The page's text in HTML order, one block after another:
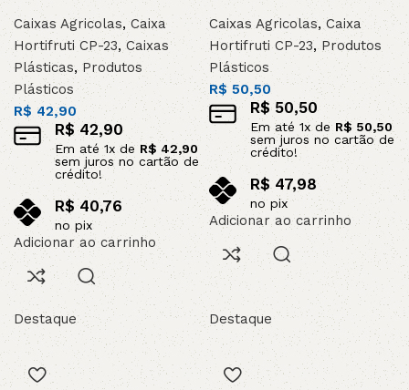
Caixas Agricolas,Caixa
Hortifruti CP-23,Caixas
Plásticas,Produtos
Plásticos
R$ 42,90
R$42,90
Em até1x de R$ 42,90
sem juros no cartão de
crédito!
R$ 40,76
no pix
Adicionar ao carrinho
Caixas Agricolas,Caixa
Hortifruti CP-23, Produtos
Plásticos
R$50,50
R$50,50
Em até 1x de R$50,50
sem juros no cartão de
crédito!
R$47,98
no pix
Adicionar ao carrinho
Destaque Destaque